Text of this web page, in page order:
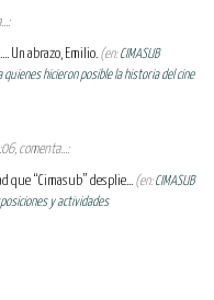
Un abrazo, Emilio. (en:CIMASUB
hicieron posible la historia del cine
comenta...:
que “Cimasub” desplie... (en:CIMASUB
y actividades